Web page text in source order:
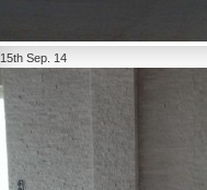
15th Sep. 14